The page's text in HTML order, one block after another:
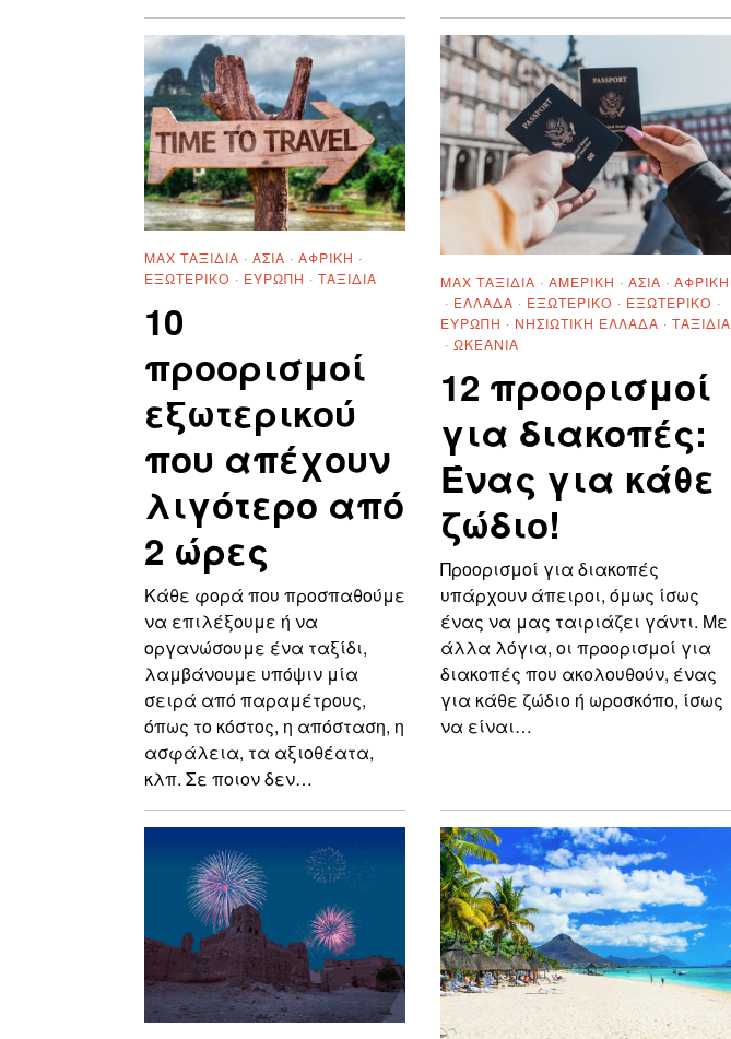
MAX ΤΑΞΊΔΙΑ · ΑΣΊΑ · ΑΦΡΙΚΉ ·
ΕΞΩΤΕΡΙΚΌ · ΕΥΡΏΠΗ · ΤΑΞΊΔΙΑ
10
προορισμοί
εξωτερικού
που απέχουν
λιγότερο από
2 ώρες
Κάθε φορά που προσπαθούμε
να επιλέξουμε ή να
οργανώσουμε ένα ταξίδι,
λαμβάνουμε υπόψιν μία
σειρά από παραμέτρους,
όπως το κόστος, η απόσταση, η
ασφάλεια, τα αξιοθέατα,
κλπ. Σε ποιον δεν…
MAX ΤΑΞΊΔΙΑ · ΑΜΕΡΙΚΉ · ΑΣΊΑ · ΑΦΡΙΚΉ
· ΕΛΛΆΔΑ · ΕΞΩΤΕΡΙΚΌ · ΕΞΩΤΕΡΙΚΌ ·
ΕΥΡΏΠΗ · ΝΗΣΙΩΤΙΚΗ ΕΛΛΑΔΑ · ΤΑΞΊΔΙΑ
· ΩΚΕΑΝΊΑ
12 προορισμοί
για διακοπές:
Ένας για κάθε
ζώδιο!
Προορισμοί για διακοπές
υπάρχουν άπειροι, όμως ίσως
ένας να μας ταιριάζει γάντι. Με
άλλα λόγια, οι προορισμοί για
διακοπές που ακολουθούν, ένας
για κάθε ζώδιο ή ωροσκόπο, ίσως
να είναι…